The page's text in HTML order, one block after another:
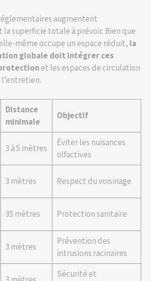
augmentent
superficie totale à prévoir. Bien que
même occupe un espace réduit, la
globale doit intégrer ces
et les espaces de circulation
l’entretien.
Distance
minimale
Objectif
3 à 5 mètres
Éviter les nuisances
olfactives
3 mètres Respect du voisinage
35 mètres Protection sanitaire
3 mètres
Prévention des
intrusions racinaires
Sécurité et